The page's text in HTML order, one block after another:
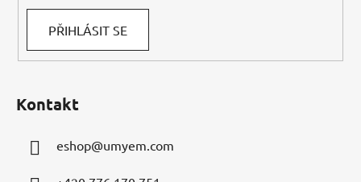
PŘIHLÁSIT SE
Kontakt
eshop@umyem.com